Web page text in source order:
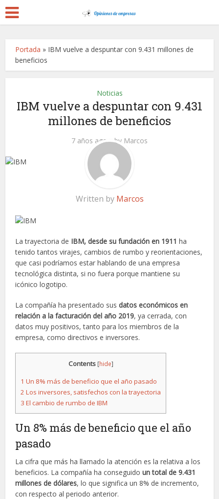
Portada » IBM vuelve a despuntar con 9.431 millones de
beneficios
Noticias
IBM vuelve a despuntar con 9.431
millones de beneficios
7 años ago by Marcos
Written by Marcos
La trayectoria de IBM, desde su fundación en 1911 ha
tenido tantos virajes, cambios de rumbo y reorientaciones,
que casi podríamos estar hablando de una empresa
tecnológica distinta, si no fuera porque mantiene su
icónico logotipo.
La compañía ha presentado susdatos económicos en
relación a la facturación del año 2019, ya cerrada, con
datos muy positivos, tanto para los miembros de la
empresa, como directivos e inversores.
Contents [hide]
1 Un 8% más de beneficio que el año pasado
2 Los inversores, satisfechos con la trayectoria
3 El cambio de rumbo de IBM
Un 8% más de beneficio que el año
pasado
La cifra que más ha llamado la atención es la relativa a los
beneficios. La compañía ha conseguidoun total de 9.431
millones de dólares, lo que significa un 8% de incremento,
con respecto al periodo anterior.